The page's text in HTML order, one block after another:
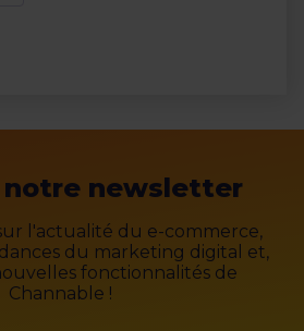
notre newsletter
l'actualité du e-commerce,
du marketing digital et,
fonctionnalités de
Channable !